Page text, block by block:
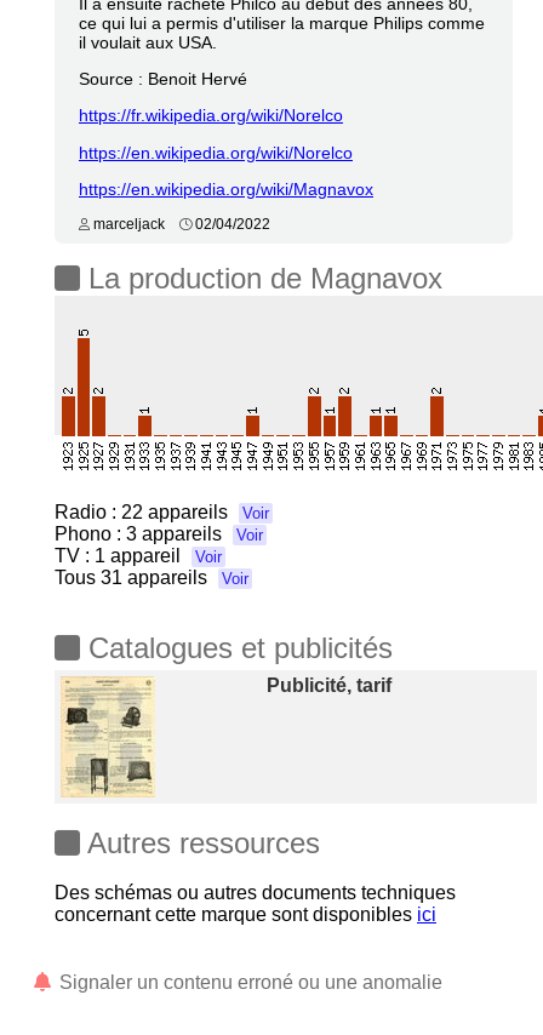
ce qui lui a permis d'utiliser la marque Philips comme
il voulait aux USA.
Source : Benoit Hervé
https://fr.wikipedia.org/wiki/Norelco
https://en.wikipedia.org/wiki/Norelco
https://en.wikipedia.org/wiki/Magnavox
marceljack 02/04/2022
La production de Magnavox
Radio : 22 appareils Voir
Phono : 3 appareils Voir
TV : 1 appareil Voir
Tous 31 appareils Voir
Catalogues et publicités
Publicité, tarif
Autres ressources
Des schémas ou autres documents techniques
concernant cette marque sont disponibles ici
Signaler un contenu erroné ou une anomalie